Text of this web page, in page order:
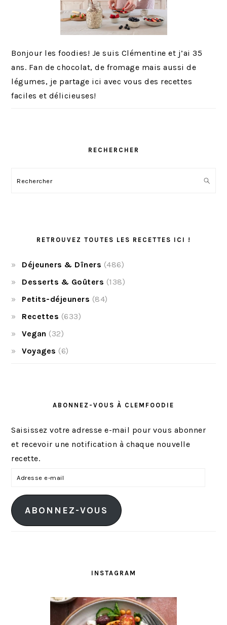
Bonjour les foodies! Je suis Clémentine et j’ai 35
ans. Fan de chocolat, de fromage mais aussi de
légumes, je partage ici avec vous des recettes
faciles et délicieuses!
RECHERCHER
Rechercher
RETROUVEZ TOUTES LES RECETTES ICI !
Déjeuners & Dîners (486)
Desserts & Goûters (138)
Petits-déjeuners (84)
Recettes (633)
Vegan (32)
Voyages (6)
ABONNEZ-VOUS À CLEMFOODIE
Saisissez votre adresse e-mail pour vous abonner
et recevoir une notification à chaque nouvelle
recette.
r
e
ABONNEZ-VOUS
INSTAGRAM